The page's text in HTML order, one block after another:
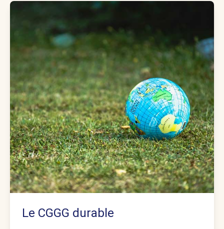
Le CGGG durable